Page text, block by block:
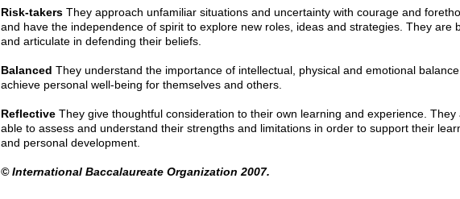
Risk-takersThey approach unfamiliar situations and uncertainty with courage and
and have the independence of spirit to explore new roles, ideas and strategies. They are
and articulate in defending their beliefs.
Balanced They understand the importance of intellectual, physical and emotional
achieve personal well-being for themselves and others.
ReflectiveThey give thoughtful consideration to their own learning and experience. They
able to assess and understand their strengths and limitations in order to support their
and personal development.
© International Baccalaureate Organization 2007.